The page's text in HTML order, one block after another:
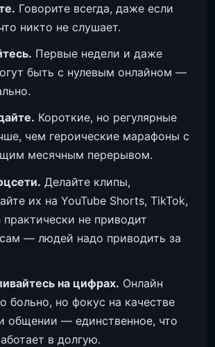
Говорите всегда, даже если
никто не слушает.
Первые недели и даже
быть с нулевым онлайном —
Короткие, но регулярные
чем героические марафоны с
месячным перерывом.
Делайте клипы,
их на YouTube Shorts, TikTok,
практически не приводит
— людей надо приводить за
на цифрах. Онлайн
больно, но фокус на качестве
общении — единственное, что
в долгую.